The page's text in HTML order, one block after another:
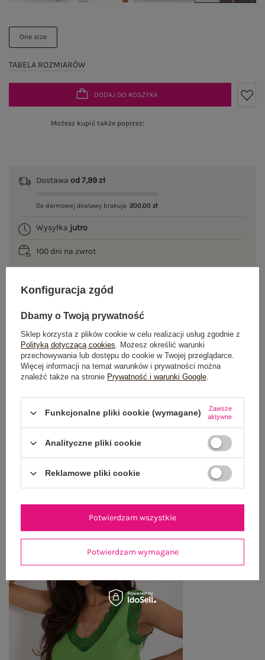
One size
TABELA ROZMIARÓW
DODAJ DO KOSZYKA
Możesz kupić także poprzez:
Dostawa od 7,99 zł
Do darmowej dostawy brakuje 200,00 zł
Wysyłka jutro
100 dni na zwrot
GŁÓWNE PARAMETRY
OPINIE O PRODUKCIE (1)
ZWROTY I REKLAMACJE
OSTATNIO OGLĄDANE
Zobacz wszystko
Konfiguracja zgód
Dbamy o Twoją prywatność
Sklep korzysta z plików cookie w celu realizacji usług zgodnie z
Polityką dotyczącą cookies. Możesz określić warunki
przechowywania lub dostępu do cookie w Twojej przeglądarce.
Więcej informacji na temat warunków i prywatności można
znaleźć także na stronie Prywatność i warunki Google.
Funkcjonalne pliki cookie (wymagane)
Zawsze
aktywne
Analityczne pliki cookie
Reklamowe pliki cookie
Potwierdzam wymagane
Potwierdzam wszystkie